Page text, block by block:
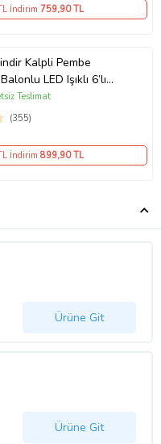
İndirim 759,90 TL
Kalpli Pembe
LED Işıklı 6’lı
Buketi Arkadaşa
(355)
Teslimat
İndirim 899,90 TL
Ürüne Git
Ürüne Git